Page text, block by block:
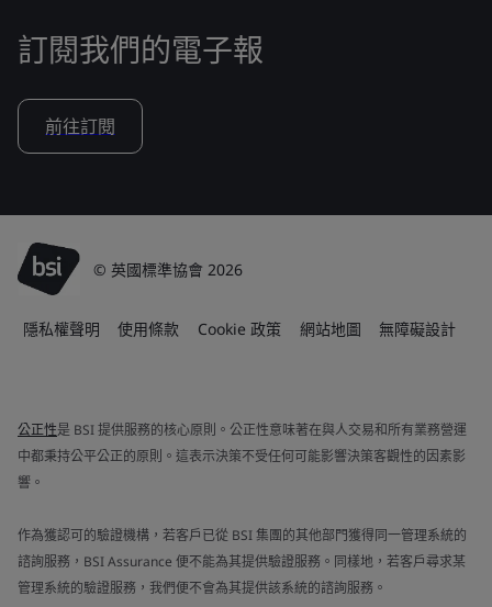
訂閱我們的電子報
前往訂閱
© 英國標準協會 2026
隱私權聲明 使用條款 Cookie 政策 網站地圖 無障礙設計
公正性是 BSI 提供服務的核心原則。公正性意味著在與人交易和所有業務營運
中都秉持公平公正的原則。這表示決策不受任何可能影響決策客觀性的因素影
響。
作為獲認可的驗證機構，若客戶已從 BSI 集團的其他部門獲得同一管理系統的
諮詢服務，BSI Assurance 便不能為其提供驗證服務。同樣地，若客戶尋求某
管理系統的驗證服務，我們便不會為其提供該系統的諮詢服務。